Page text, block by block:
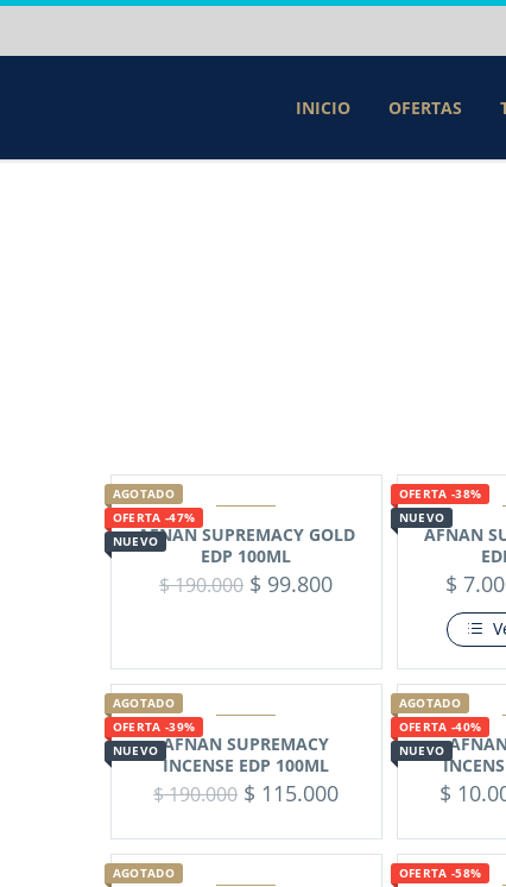
INICIO OFERTAS
AGOTADO
OFERTA -47%
NUEVOAFNAN SUPREMACY GOLD
EDP 100ML
$190.000 $ 99.800
OFERTA -38%
NUEVO
AFNAN
$
AGOTADO
OFERTA -39%
NUEVO AFNAN SUPREMACY
INCENSE EDP 100ML
$190.000 $ 115.000
AGOTADO
OFERTA -40%
NUEVO
$
AGOTADO
OFERTA -58%